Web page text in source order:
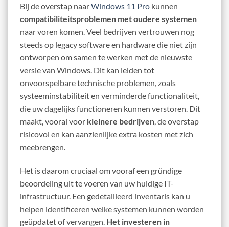
Bij de overstap naarWindows 11 Pro kunnen
compatibiliteitsproblemen met oudere systemen
naar voren komen. Veel bedrijven vertrouwen nog
steeds op legacy software en hardware die niet zijn
ontworpen om samen te werken met de nieuwste
versie van Windows. Dit kan leiden tot
onvoorspelbare technische problemen, zoals
systeeminstabiliteit en verminderde functionaliteit,
die uw dagelijks functioneren kunnen verstoren. Dit
maakt, vooral voor kleinere bedrijven , de overstap
risicovol en kan aanzienlijke extra kosten met zich
meebrengen.
Het is daarom cruciaal om vooraf een gründige
beoordeling uit te voeren van uw huidige IT-
infrastructuur. Een gedetailleerd inventaris kan u
helpen identificeren welke systemen kunnen worden
geüpdatet of vervangen. Het investeren in